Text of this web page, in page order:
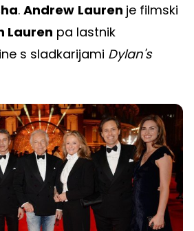
. Andrew Lauren je filmski
Lauren pa lastnik
s sladkarijami Dylan's